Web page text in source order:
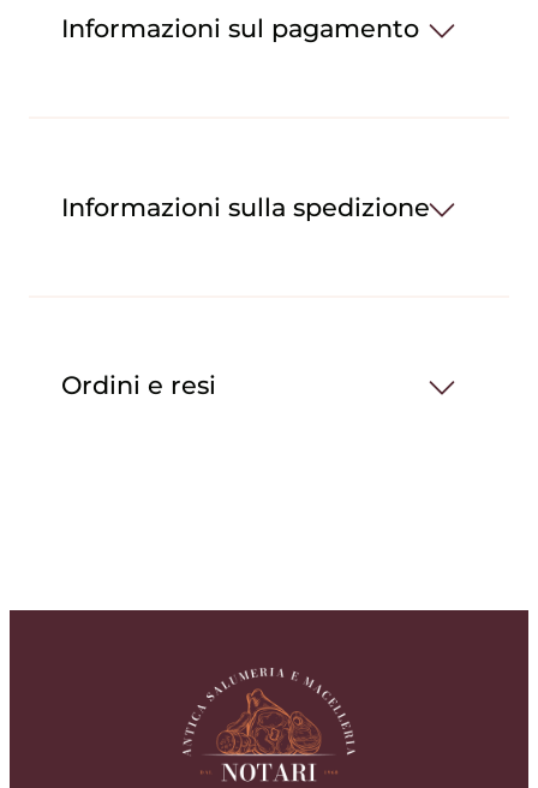
Informazioni sul pagamento
Informazioni sulla spedizione
Ordini e resi